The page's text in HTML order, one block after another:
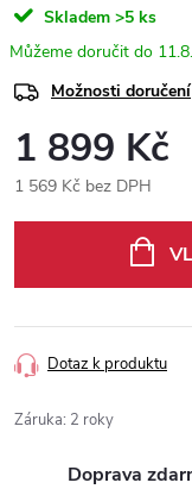
Skladem >5 ks
Možnosti doručení
1 899 Kč
1 569 Kč bez DPH
Dotaz k produktu
Záruka: 2 roky
Doprava